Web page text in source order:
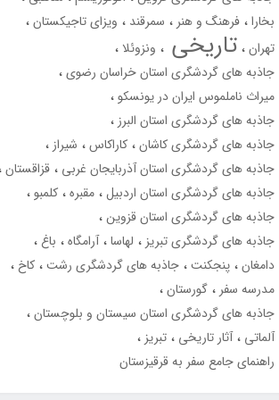
بخارا فرهنگ و هنر سمرقند ویزای تاجیکستان
تهران تاریخی ونزوئلا
جاذبه های گردشگری استان خراسان رضوی
میراث ناملموس ایران در یونسکو
جاذبه های گردشگری استان البرز
جاذبه های گردشگری کاشان کاراکاس شیراز
جاذبه های گردشگری استان آذربایجان غربی قزاقستان
جاذبه های گردشگری استان اردبیل مقبره کلمبو
جاذبه های گردشگری استان قزوین
جاذبه های گردشگری تبریز لهاسا آرامگاه باغ
دامغان پنجکنت جاذبه های گردشگری رشت کاخ
مدرسه سفر گورستان
جاذبه های گردشگری استان سیستان و بلوچستان
آلماتی آثار تاریخی تبریز
راهنمای جامع سفر به قرقیزستان